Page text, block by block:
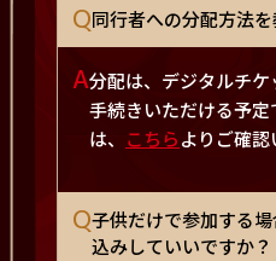
Q同行者への分配方法を
A分配は、デジタルチ
手続きいただける予
は、 こちらよりご確認
Q子供だけで参加する
込みしていいですか？